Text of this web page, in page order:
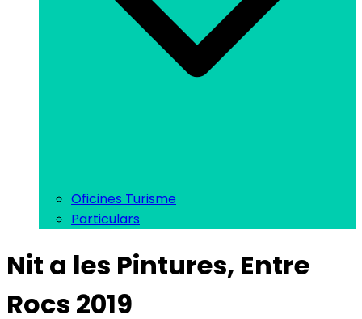
Oficines Turisme
Particulars
Nit a les Pintures, Entre
Rocs 2019